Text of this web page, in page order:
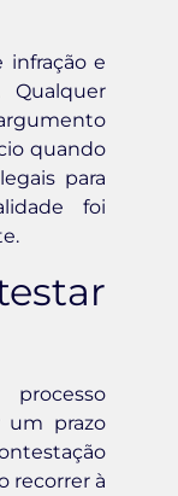
infração e
Qualquer
quando
para
foi
um prazo
recorrer à